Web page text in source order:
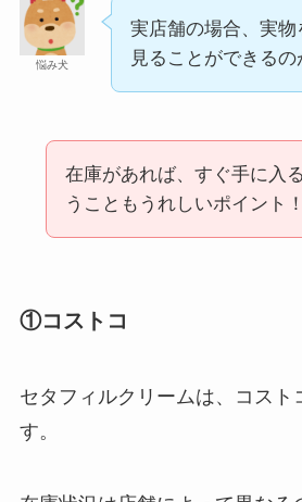
悩み犬
実店舗の場合、実物
見ることができるの
在庫があれば、すぐ手に入
うこともうれしいポイント！
①コストコ
セタフィルクリームは、コスト
す。